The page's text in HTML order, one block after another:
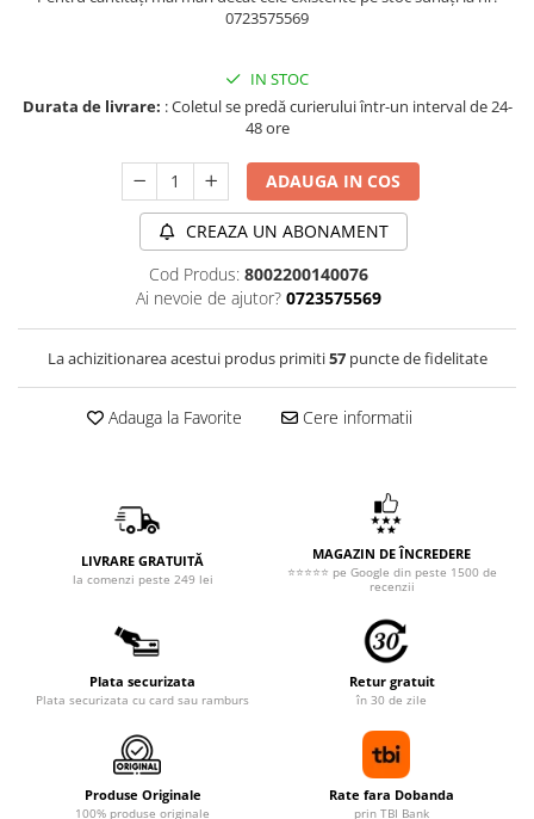
0723575569
IN STOC
Durata de livrare: : Coletul se predă curierului într-un interval de 24-
48 ore
ADAUGA IN COS
CREAZA UN ABONAMENT
Cod Produs: 8002200140076
Ai nevoie de ajutor? 0723575569
La achizitionarea acestui produs primiti57puncte de fidelitate
Adauga la Favorite Cere informatii
LIVRARE GRATUITĂ
la comenzi peste 249 lei
MAGAZIN DE ÎNCREDERE
⭐⭐⭐⭐⭐ pe Google din peste 1500 de
recenzii
Plata securizata
Plata securizata cu card sau ramburs
Retur gratuit
în 30 de zile
Produse Originale
100% produse originale
Rate fara Dobanda
prin TBI Bank